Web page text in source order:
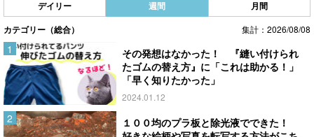
デイリー 週間 月間
カテゴリー（総合） 集計：2026/08/08
その発想はなかった！ 『縫い付けられ
たゴムの替え方』に「これは助かる！」
「早く知りたかった」
2024.01.12
１００均のプラ板と除光液でできた！